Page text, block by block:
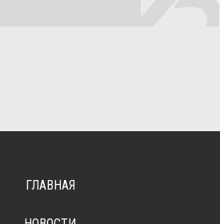
ГЛАВНАЯ